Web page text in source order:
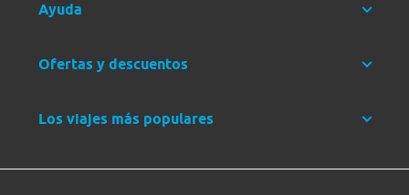
Ayuda
Ofertas y descuentos
Los viajes más populares